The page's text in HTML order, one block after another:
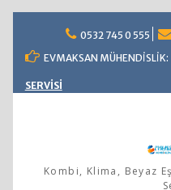
content
0532 745 0 555
EVMAKSAN MÜHENDİSLİK:
SERVİSİ
Kombi, Klima, Beyaz